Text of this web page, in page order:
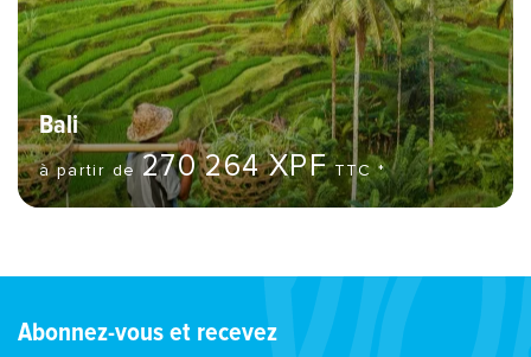
Bali
à partir de 270 264 XPFTTC *
Abonnez-vous et recevez